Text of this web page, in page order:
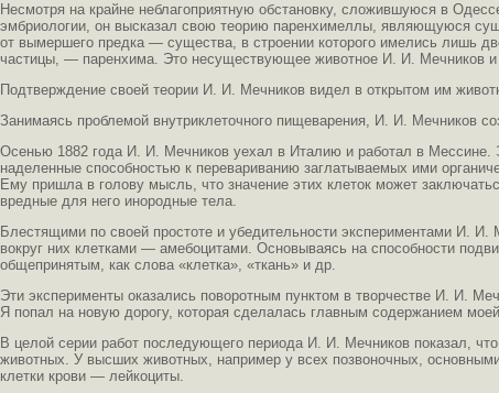
Несмотря на крайне неблагоприятную обстановку, сложившуюся в
эмбриологии, он высказал свою теорию паренхимеллы, являющуюся
от вымершего предка — существа, в строении которого имелись лишь
частицы, — паренхима. Это несуществующее животное И. И. Мечников
Подтверждение своей теории И. И. Мечников видел в открытом им
Занимаясь проблемой внутриклеточного пищеварения, И. И. Мечников
Осенью 1882 года И. И. Мечников уехал в Италию и работал в Мессине.
наделенные способностью к перевариванию заглатываемых ими
Ему пришла в голову мысль, что значение этих клеток может
вредные для него инородные тела.
Блестящими по своей простоте и убедительности экспериментами И.
вокруг них клетками — амебоцитами. Основываясь на способности
общепринятым, как слова «клетка», «ткань» и др.
Эти эксперименты оказались поворотным пунктом в творчестве И. И.
Я попал на новую дорогу, которая сделалась главным содержанием
В целой серии работ последующего периода И. И. Мечников показал,
животных. У высших животных, например у всех позвоночных,
клетки крови — лейкоциты.